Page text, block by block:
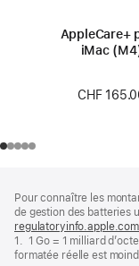
AppleCare+
iMac
CHF
de
page
de
bas
de
page
Pour connaître les
de gestion des batteries
1. 1 Go = 1 milliard
formatée réelle est